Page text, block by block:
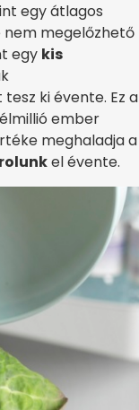
egy átlagos
nem megelőzhető
egy kis
ki évente. Ez a
ember
meghaladja a
el évente.